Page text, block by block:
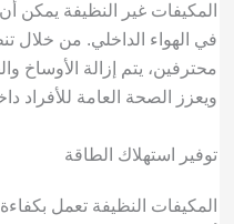
المكيفات غير النظيفة يمكن
في الهواء الداخلي. من خلال
محترفين، يتم إزالة الأوساخ
ويعزز الصحة العامة للأفراد
توفير استهلاك الطاقة
المكيفات النظيفة تعمل